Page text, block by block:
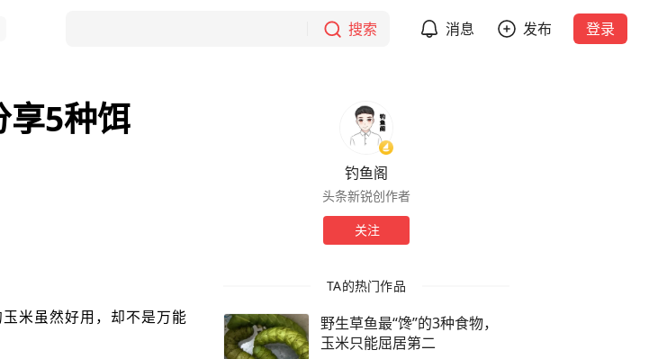
搜索 消息 发布 登录
享5种饵
米虽然好用，却不是万能
钓鱼阁
头条新锐创作者
关注
TA的热门作品
野生草鱼最“馋”的3种食物，
玉米只能屈居第二